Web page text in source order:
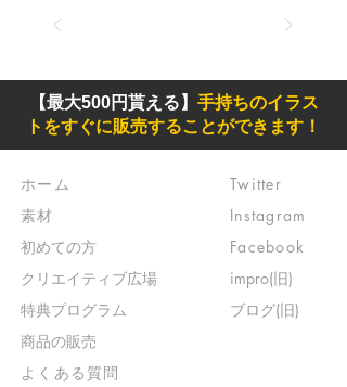
【最大500円貰える】 手持ちのイラス
トをすぐに販売することができます！
ホーム
素材
初めての方
​クリエイティブ広場
​特典プログラム
​商品の販売
よくある質問
Twitter
Instagram
Facebook
impro(旧)​
ブログ(旧)